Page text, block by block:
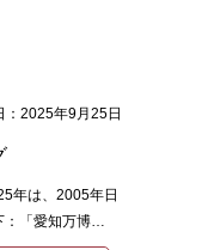
：2025年9月25日
年は、2005年日
：「愛知万博…